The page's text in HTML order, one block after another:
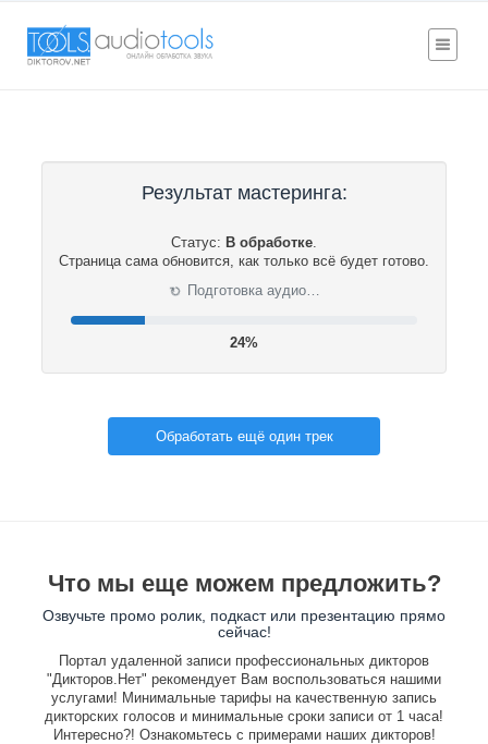
Результат мастеринга:
Статус: В обработке.
Страница сама обновится, как только всё будет готово.
Нормализация громкости…
24%
Обработать ещё один трек
Что мы еще можем предложить?
Озвучьте промо ролик, подкаст или презентацию прямо
сейчас!
Портал удаленной записи профессиональных дикторов
"Дикторов.Нет" рекомендует Вам воспользоваться нашими
услугами! Минимальные тарифы на качественную запись
дикторских голосов и минимальные сроки записи от 1 часа!
Интересно?! Ознакомьтесь с примерами наших дикторов!